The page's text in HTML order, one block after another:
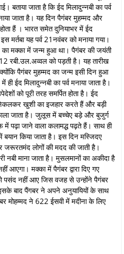
बताया जाता है कि ईद मिलादुन्नबी का पर्व
जाता है। यह दिन पैगंबर मुहम्मद और
हैं । भारत समेत दुनियाभर में ईद
मर्तबा यह पर्व 21नवंबर को मनाया गया।
मक्का में जन्म हुआ था। पैगंबर की जयंती
रबी.उल.अव्वल को पड़ती है। यह तारीख
पैगंबर मुहम्मद का जन्म इसी दिन हुआ
ईद मिलादुन्नबी का पर्व मनाया जाता है।
को पूरी तरह समर्पित होता है। ईद
खुशी का इजहार करते हैं और बड़ी
जाता है। जुलूस में बच्चेए बड़े और बुजुर्ग
में पढ़ा जाने वाला कलामद्ध पढ़ते हैं। साथ ही
किया जाता है। इस दिन मस्जिदए
जरूरतमंद लोगों की मदद की जाती है।
नबी माना जाता है। मुसलमानों का अकीदा है
आएगा। मक्का में पैगंबर द्वारा दिए गए
पसंद नहीं आए जिस वजह से उन्होंने पैगंबर
बाद पैंगबर ने अपने अनुयायियों के साथ
मोहम्मद ने 622 ईसवी में मदीना के लिए